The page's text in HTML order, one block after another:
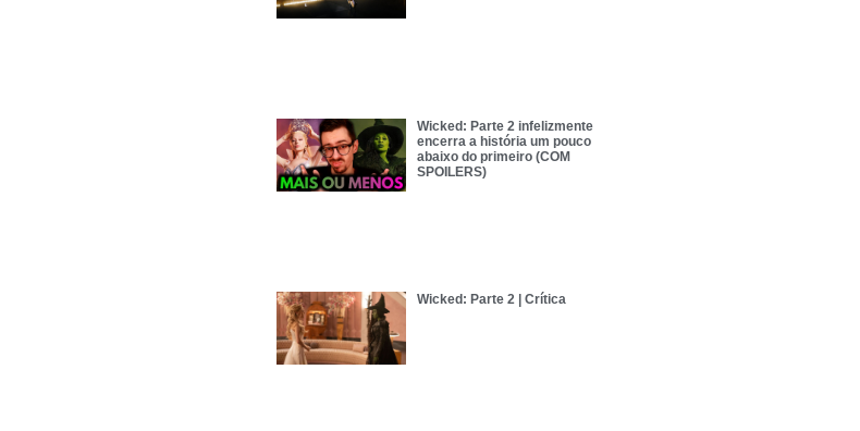
Wicked: Parte 2 infelizmente
encerra a história um pouco
abaixo do primeiro (COM
SPOILERS)
Wicked: Parte 2 | Crítica